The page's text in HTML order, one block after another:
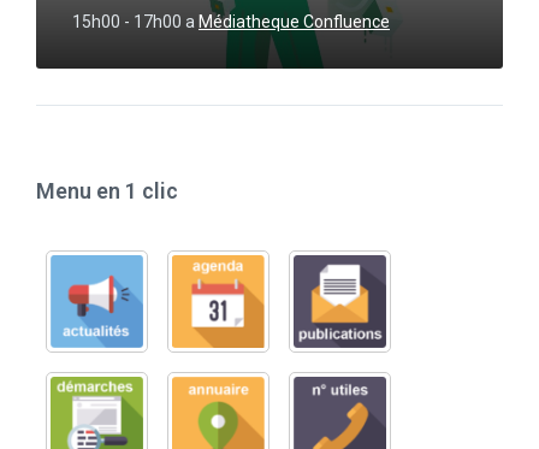
15h00 - 17h00 a Médiatheque Confluence
Menu en 1 clic